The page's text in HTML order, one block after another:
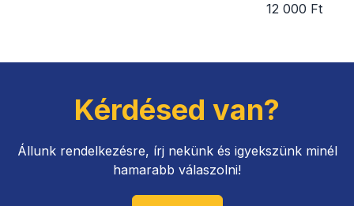
12 000 Ft
Kérdésed van?
Állunk rendelkezésre, írj nekünk és igyekszünk minél
hamarabb válaszolni!